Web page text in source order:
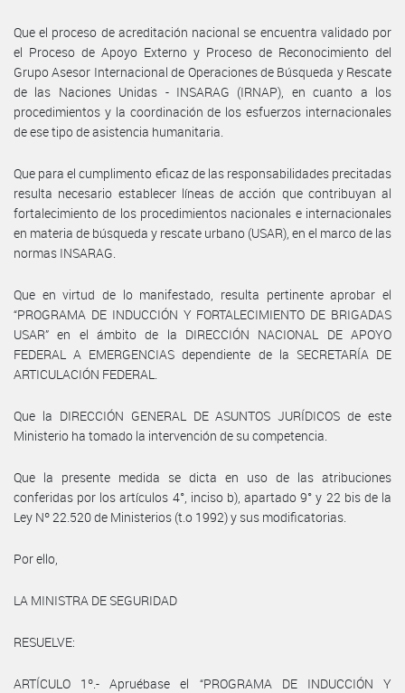
Que el proceso de acreditación nacional se encuentra validado por
el Proceso de Apoyo Externo y Proceso de Reconocimiento del
Grupo Asesor Internacional de Operaciones de Búsqueda y Rescate
de las Naciones Unidas - INSARAG (IRNAP), en cuanto a los
procedimientos y la coordinación de los esfuerzos internacionales
de ese tipo de asistencia humanitaria.
Que para el cumplimento eficaz de las responsabilidades precitadas
resulta necesario establecer líneas de acción que contribuyan al
fortalecimiento de los procedimientos nacionales e internacionales
en materia de búsqueda y rescate urbano (USAR), en el marco de las
normas INSARAG.
Que en virtud de lo manifestado, resulta pertinente aprobar el
“PROGRAMA DE INDUCCIÓN Y FORTALECIMIENTO DE BRIGADAS
USAR” en el ámbito de la DIRECCIÓN NACIONAL DE APOYO
FEDERAL A EMERGENCIAS dependiente de la SECRETARÍA DE
ARTICULACIÓN FEDERAL.
Que la DIRECCIÓN GENERAL DE ASUNTOS JURÍDICOS de este
Ministerio ha tomado la intervención de su competencia.
Que la presente medida se dicta en uso de las atribuciones
conferidas por los artículos 4°, inciso b), apartado 9° y 22 bis de la
Ley Nº 22.520 de Ministerios (t.o 1992) y sus modificatorias.
Por ello,
LA MINISTRA DE SEGURIDAD
RESUELVE:
ARTÍCULO 1º.- Apruébase el “PROGRAMA DE INDUCCIÓN Y